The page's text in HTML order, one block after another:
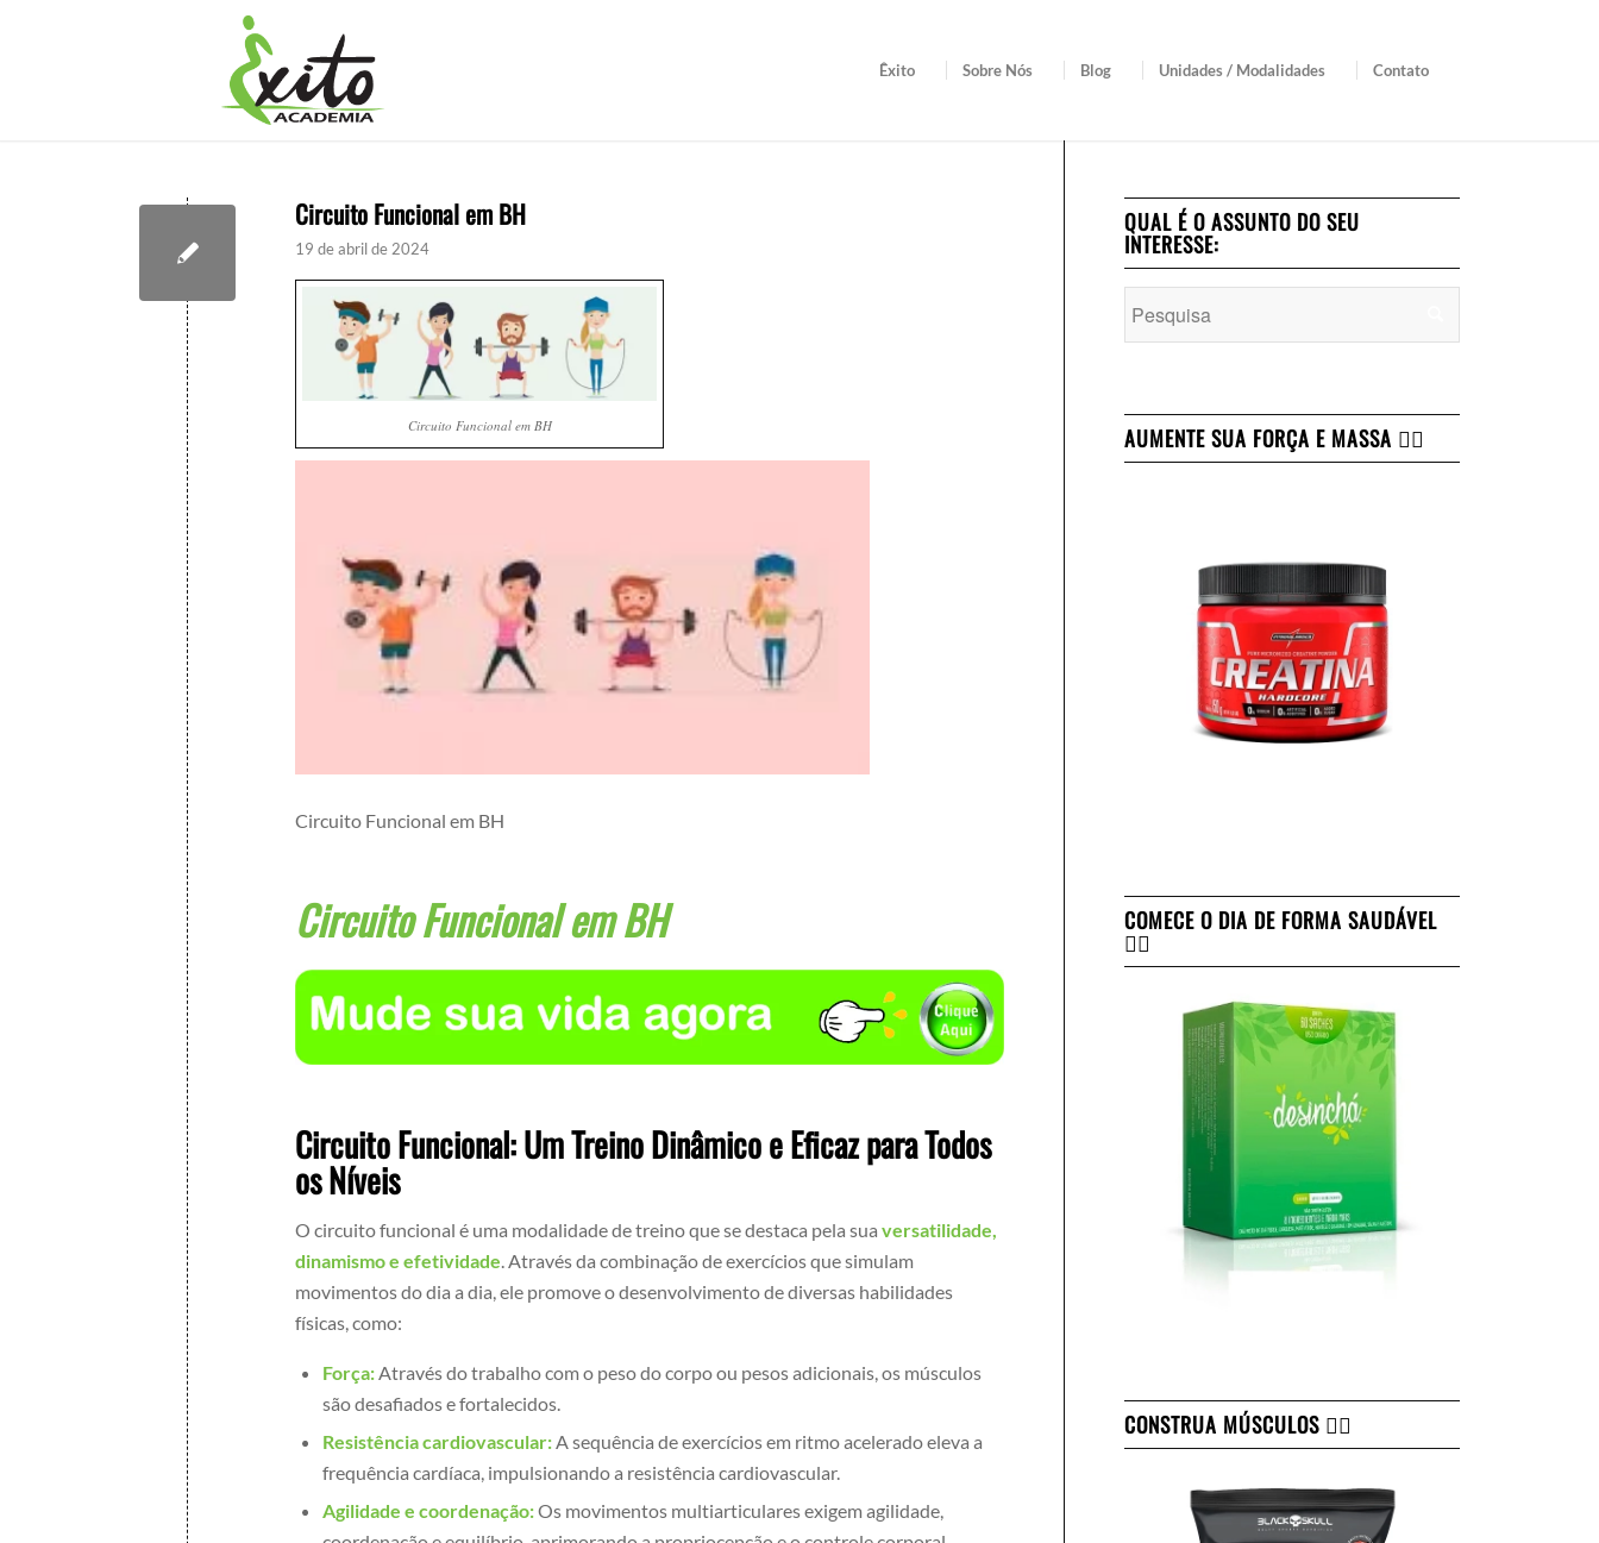
Êxito Sobre Nós Blog Unidades / Modalidades Contato
Circuito Funcional em BH
19 de abril de 2024
Circuito Funcional em BH
Circuito Funcional em BH
Circuito Funcional em BH
Circuito Funcional: Um Treino Dinâmico e Eficaz para Todos
os Níveis
O circuito funcional é uma modalidade de treino que se destaca pela suaversatilidade,
dinamismo e efetividade . Através da combinação de exercícios que simulam
movimentos do dia a dia, ele promove o desenvolvimento de diversas habilidades
físicas, como:
Força:Através do trabalho com o peso do corpo ou pesos adicionais, os músculos
são desafiados e fortalecidos.
Resistência cardiovascular:A sequência de exercícios em ritmo acelerado eleva a
frequência cardíaca, impulsionando a resistência cardiovascular.
Agilidade e coordenação:Os movimentos multiarticulares exigem agilidade,
QUAL É O ASSUNTO DO SEU
INTERESSE:
AUMENTE SUA FORÇA E MASSA 👇🏻
COMECE O DIA DE FORMA SAUDÁVEL
👇🏻
CONSTRUA MÚSCULOS 👇🏻